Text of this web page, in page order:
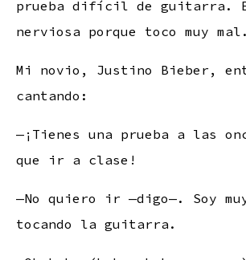
prueba difícil de guitarra.
nerviosa porque toco muy mal.
Mi novio, Justino Bieber,
cantando:
—¡Tienes una prueba a las
que ir a clase!
—No quiero ir —digo—. Soy
tocando la guitarra.